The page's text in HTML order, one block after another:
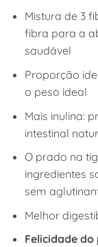
Mistura de 3
fibra para a
saudável
Proporção
o peso ideal
Mais inulina:
intestinal
O prado na
ingredientes
sem
Melhor
Felicidade